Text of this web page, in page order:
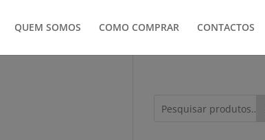
QUEM SOMOS COMO COMPRAR CONTACTOS